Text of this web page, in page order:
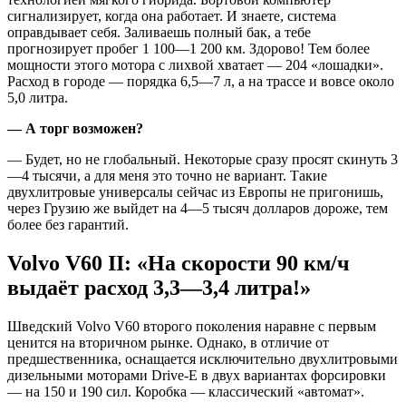
сигнализирует, когда она работает. И знаете, система
оправдывает себя. Заливаешь полный бак, а тебе
прогнозирует пробег 1 100—1 200 км. Здорово! Тем более
мощности этого мотора с лихвой хватает — 204 «лошадки».
Расход в городе — порядка 6,5—7 л, а на трассе и вовсе около
5,0 литра.
— А торг возможен?
— Будет, но не глобальный. Некоторые сразу просят скинуть 3
—4 тысячи, а для меня это точно не вариант. Такие
двухлитровые универсалы сейчас из Европы не пригонишь,
через Грузию же выйдет на 4—5 тысяч долларов дороже, тем
более без гарантий.
Volvo V60 II: «На скорости 90 км/ч
выдаёт расход 3,3—3,4 литра!»
Шведский Volvo V60 второго поколения наравне с первым
ценится на вторичном рынке. Однако, в отличие от
предшественника, оснащается исключительно двухлитровыми
дизельными моторами Drive-E в двух вариантах форсировки
— на 150 и 190 сил. Коробка — классический «автомат».